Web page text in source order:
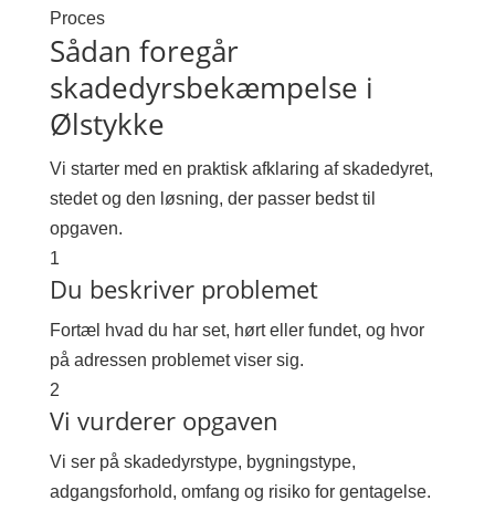
Proces
Sådan foregår
skadedyrsbekæmpelse i
Ølstykke
Vi starter med en praktisk afklaring af skadedyret,
stedet og den løsning, der passer bedst til
opgaven.
1
Du beskriver problemet
Fortæl hvad du har set, hørt eller fundet, og hvor
på adressen problemet viser sig.
2
Vi vurderer opgaven
Vi ser på skadedyrstype, bygningstype,
adgangsforhold, omfang og risiko for gentagelse.